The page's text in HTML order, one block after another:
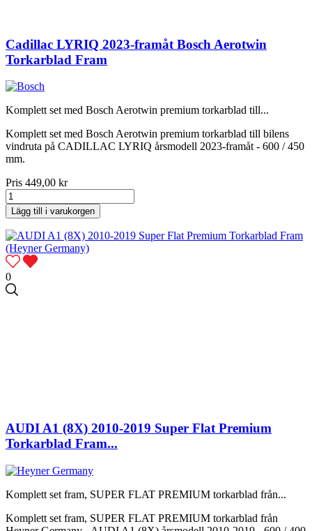
Cadillac LYRIQ 2023-framåt Bosch Aerotwin
Torkarblad Fram
Komplett set med Bosch Aerotwin premium torkarblad till...
Komplett set med Bosch Aerotwin premium torkarblad till bilens
vindruta på CADILLAC LYRIQ årsmodell 2023-framåt - 600 / 450
mm.
Pris 449,00 kr
Lägg till i varukorgen
0
AUDI A1 (8X) 2010-2019 Super Flat Premium
Torkarblad Fram...
Komplett set fram, SUPER FLAT PREMIUM torkarblad från...
Komplett set fram, SUPER FLAT PREMIUM torkarblad från